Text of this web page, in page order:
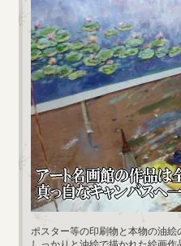
ポスター等の印刷物と本物の油絵